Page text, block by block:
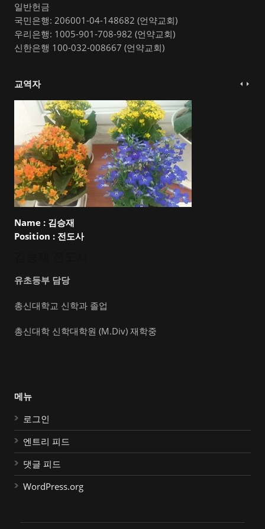
일반헌금
국민은행: 206001-04-148682 (언약교회)
우리은행: 1005-901-708-982 (언약교회)
신한은행 100-032-008667 (언약교회)
교역자
Name : 김승재
Position : 전도사
유초등부 담당
총신대학교 신학과 졸업
총신대학 신학대학원 (M.Div) 재학중
메뉴
로그인
엔트리 피드
댓글 피드
WordPress.org